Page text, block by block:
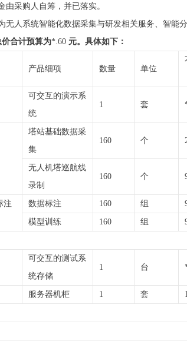
由采购人自筹，并已落实。
无人系统智能化数据采集与研发相关服务、智能
合计预算为*.60 元。具体如下：
产品细项 数量 单位
可交互的演示系
统
1 套
塔站基础数据采
集
160 个
无人机塔巡航线
录制
160 个
注
数据标注 160 组
模型训练 160 组
可交互的测试系
统存储
1 台
服务器机柜 1 套